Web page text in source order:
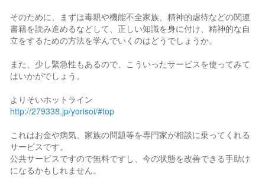
そのために、まずは毒親や機能不全家族、精神的虐待などの関連
書籍を読み進めるなどして、正しい知識を身に付け、精神的な自
立をするための方法を学んでいくのはどうでしょうか。
また、少し緊急性もあるので、こういったサービスを使ってみて
はいかがでしょう。
よりそいホットライン
http://279338.jp/yorisoi/#top
これはお金や病気、家族の問題等を専門家が相談に乗ってくれる
サービスです。
公共サービスですので無料ですし、今の状態を改善できる手助け
になるかもしれません。